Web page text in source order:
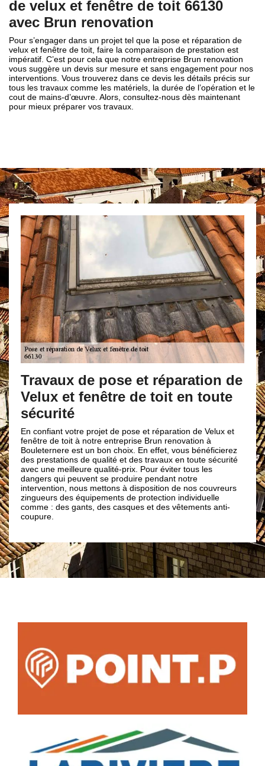
de velux et fenêtre de toit 66130
avec Brun renovation
Pour s’engager dans un projet tel que la pose et réparation de
velux et fenêtre de toit, faire la comparaison de prestation est
impératif. C’est pour cela que notre entreprise Brun renovation
vous suggère un devis sur mesure et sans engagement pour nos
interventions. Vous trouverez dans ce devis les détails précis sur
tous les travaux comme les matériels, la durée de l’opération et le
cout de mains-d’œuvre. Alors, consultez-nous dès maintenant
pour mieux préparer vos travaux.
Travaux de pose et réparation de
Velux et fenêtre de toit en toute
sécurité
En confiant votre projet de pose et réparation de Velux et
fenêtre de toit à notre entreprise Brun renovation à
Bouleternere est un bon choix. En effet, vous bénéficierez
des prestations de qualité et des travaux en toute sécurité
avec une meilleure qualité-prix. Pour éviter tous les
dangers qui peuvent se produire pendant notre
intervention, nous mettons à disposition de nos couvreurs
zingueurs des équipements de protection individuelle
comme : des gants, des casques et des vêtements anti-
coupure.